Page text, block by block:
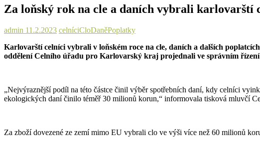
Za loňský rok na cle a daních vybrali karlovarští
admin 11.2.2023 celníciCloDaněPoplatky
Karlovarští celníci vybrali v loňském roce na cle, daních a dalších
oddělení Celního úřadu pro Karlovarský kraj projednali ve správním
„Nejvýraznější podíl na této částce činil výběr spotřebních daní, kdy celníci
ekologických daní činilo téměř 30 milionů korun,“ informovala tisková mluvčí
Za zboží dovezené ze zemí mimo EU vybrali clo ve výši více než 60 milionů